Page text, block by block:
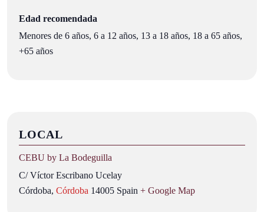
Edad recomendada
Menores de 6 años, 6 a 12 años, 13 a 18 años, 18 a 65 años,
+65 años
LOCAL
CEBU by La Bodeguilla
C/ Víctor Escribano Ucelay
Córdoba, Córdoba 14005 Spain + Google Map